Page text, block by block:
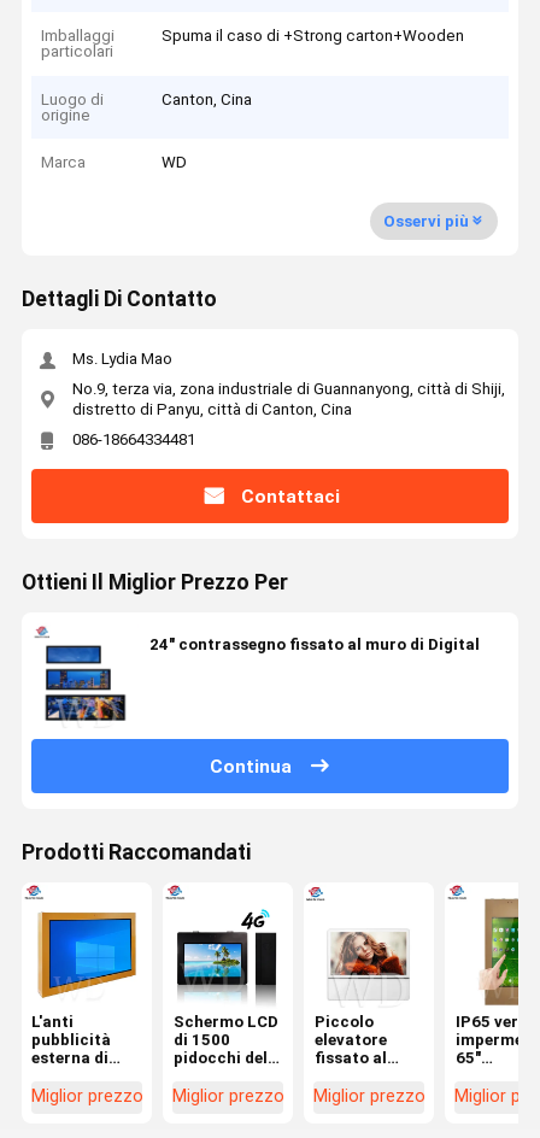
Imballaggi
particolari
Spuma il caso di +Strong carton+Wooden
Luogo di
origine
Canton, Cina
Marca WD
Osservi più
Dettagli Di Contatto
Ms. Lydia Mao
No.9, terza via, zona industriale di Guannanyong, città di Shiji,
distretto di Panyu, città di Canton, Cina
086-18664334481
Contattaci
Ottieni Il Miglior Prezzo Per
24" contrassegno fissato al muro di Digital
Continua
Prodotti Raccomandati
L'anti
pubblicità
esterna di
IP65 Digital
Miglior prezzo
Schermo LCD
di 1500
pidocchi del
fissato al
Miglior prezzo
Piccolo
elevatore
fissato al
contrassegno
Miglior prezzo
IP65
65"
fissato al
Miglior